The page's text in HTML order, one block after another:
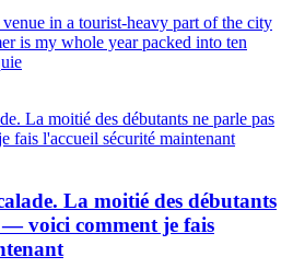
in a tourist-heavy part of the city
is my whole year packed into ten
La moitié des débutants
voici comment je fais